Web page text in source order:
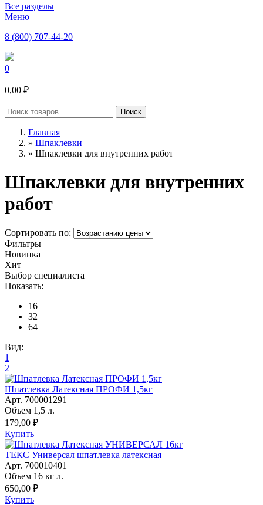
Все разделы
Меню
8 (800) 707-44-20
0
0,00 ₽
Главная
» Шпаклевки
» Шпаклевки для внутренних работ
Шпаклевки для внутренних
работ
Сортировать по:
Фильтры
Новинка
Хит
Выбор специалиста
Показать:
16
32
64
Вид:
1
2
Шпатлевка Латексная ПРОФИ 1,5кг
Арт. 700001291
Объем 1,5 л.
179,00 ₽
Купить
ТЕКС Универсал шпатлевка латексная
Арт. 700010401
Объем 16 кг л.
650,00 ₽
Купить